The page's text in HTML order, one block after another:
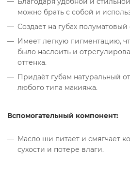
можно брать с собой и
Создаёт на губах
Имеет легкую пигментацию,
было наслоить и
оттенка.
Придаёт губам натуральный
любого типа макияжа.
Вспомогательный компонент:
Масло ши питает и смягчает
сухости и потере влаги.